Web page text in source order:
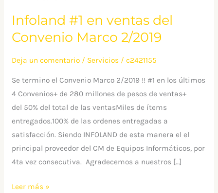
Infoland #1 en ventas del
Convenio Marco 2/2019
Deja un comentario / Servicios/ c2421155
Se termino el Convenio Marco 2/2019 !! #1 en los últimos
4 Convenios+ de 280 millones de pesos de ventas+
del 50% del total de las ventasMiles de ítems
entregados.100% de las ordenes entregadas a
satisfacción. Siendo INFOLAND de esta manera el el
principal proveedor del CM de Equipos Informáticos, por
4ta vez consecutiva. Agradecemos a nuestros […]
2/2019
Leer más »